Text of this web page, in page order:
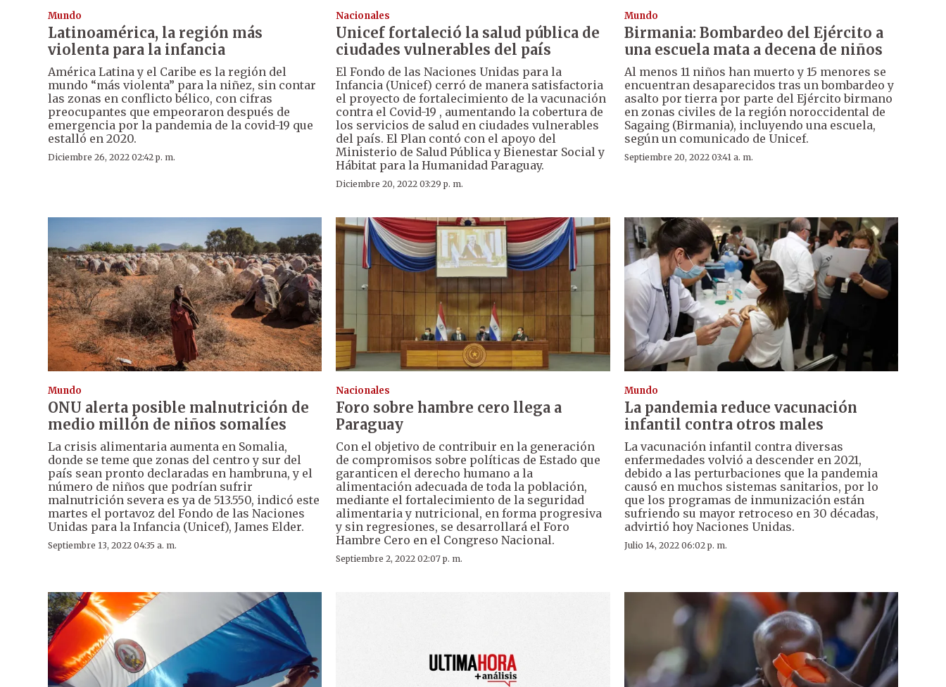
Mundo
Latinoamérica, la región más
violenta para la infancia
América Latina y el Caribe es la región del
mundo “más violenta” para la niñez, sin contar
las zonas en conflicto bélico, con cifras
preocupantes que empeoraron después de
emergencia por la pandemia de la covid-19 que
estalló en 2020.
Diciembre 26, 2022 02:42 p. m.
Nacionales
Unicef fortaleció la salud pública de
ciudades vulnerables del país
El Fondo de las Naciones Unidas para la
Infancia (Unicef) cerró de manera satisfactoria
el proyecto de fortalecimiento de la vacunación
contra el Covid-19 , aumentando la cobertura de
los servicios de salud en ciudades vulnerables
del país. El Plan contó con el apoyo del
Ministerio de Salud Pública y Bienestar Social y
Hábitat para la Humanidad Paraguay.
Diciembre 20, 2022 03:29 p. m.
Mundo
Birmania: Bombardeo del Ejército a
una escuela mata a decena de niños
Al menos 11 niños han muerto y 15 menores se
encuentran desaparecidos tras un bombardeo y
asalto por tierra por parte del Ejército birmano
en zonas civiles de la región noroccidental de
Sagaing (Birmania), incluyendo una escuela,
según un comunicado de Unicef.
Septiembre 20, 2022 03:41 a. m.
Mundo
ONU alerta posible malnutrición de
medio millón de niños somalíes
La crisis alimentaria aumenta en Somalia,
donde se teme que zonas del centro y sur del
país sean pronto declaradas en hambruna, y el
número de niños que podrían sufrir
malnutrición severa es ya de 513.550, indicó este
martes el portavoz del Fondo de las Naciones
Unidas para la Infancia (Unicef), James Elder.
Septiembre 13, 2022 04:35 a. m.
Nacionales
Foro sobre hambre cero llega a
Paraguay
Con el objetivo de contribuir en la generación
de compromisos sobre políticas de Estado que
garanticen el derecho humano a la
alimentación adecuada de toda la población,
mediante el fortalecimiento de la seguridad
alimentaria y nutricional, en forma progresiva
y sin regresiones, se desarrollará el Foro
Hambre Cero en el Congreso Nacional.
Septiembre 2, 2022 02:07 p. m.
Mundo
La pandemia reduce vacunación
infantil contra otros males
La vacunación infantil contra diversas
enfermedades volvió a descender en 2021,
debido a las perturbaciones que la pandemia
causó en muchos sistemas sanitarios, por lo
que los programas de inmunización están
sufriendo su mayor retroceso en 30 décadas,
advirtió hoy Naciones Unidas.
Julio 14, 2022 06:02 p. m.